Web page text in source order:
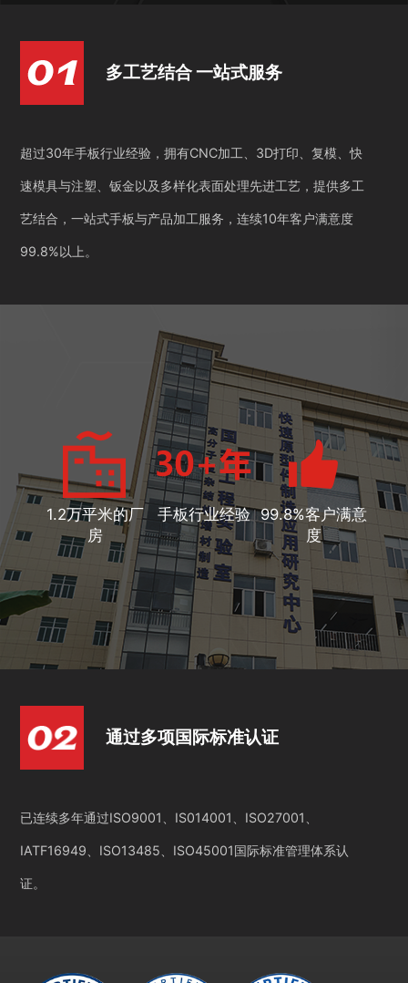
多工艺结合 一站式服务
超过30年手板行业经验，拥有CNC加工、3D打印、复模、快
速模具与注塑、钣金以及多样化表面处理先进工艺，提供多工
艺结合，一站式手板与产品加工服务，连续10年客户满意度
99.8%以上。
1.2万平米的厂
房
手板行业经验 99.8%客户满意
度
通过多项国际标准认证
已连续多年通过ISO9001、IS014001、ISO27001、
IATF16949、ISO13485、ISO45001国际标准管理体系认
证。